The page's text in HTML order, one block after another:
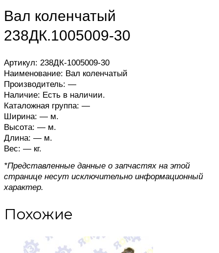
Вал коленчатый
238ДК.1005009-30
Артикул: 238ДК-1005009-30
Наименование: Вал коленчатый
Производитель: —
Наличие: Есть в наличии.
Каталожная группа: —
Ширина: — м.
Высота: — м.
Длина: — м.
Вес: — кг.
*Представленные данные о запчастях на этой
странице несут исключительно информационный
характер.
Похожие